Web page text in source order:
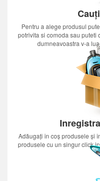
Pentru a alege produsul
potrivita si comoda sau puteti
dumneavoastra v-a
Adăugați în coș produsele și
produsele cu un singur click